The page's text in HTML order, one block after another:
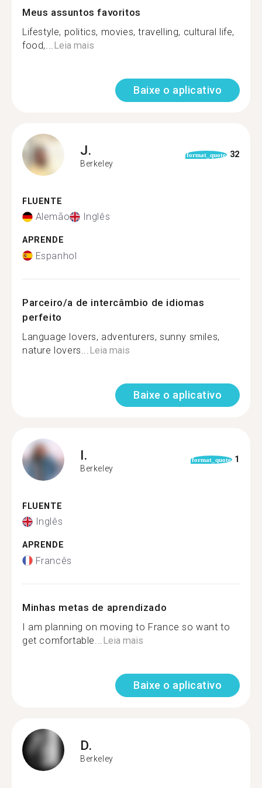
Meus assuntos favoritos
Lifestyle, politics, movies, travelling, cultural life,
food,... Leia mais
Baixe o aplicativo
J.
Berkeley
format_quote 32
FLUENTE
Alemão Inglês
APRENDE
Espanhol
Parceiro/a de intercâmbio de idiomas
perfeito
Language lovers, adventurers, sunny smiles,
nature lovers... Leia mais
Baixe o aplicativo
I.
Berkeley
format_quote 1
FLUENTE
Inglês
APRENDE
Francês
Minhas metas de aprendizado
I am planning on moving to France so want to
get comfortable... Leia mais
Baixe o aplicativo
D.
Berkeley